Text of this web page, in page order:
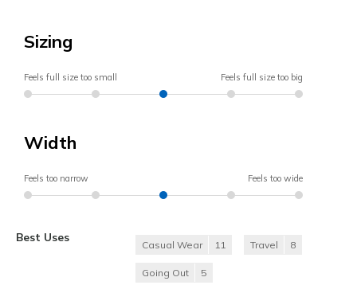
Sizing
Feels full size too small Feels full size too big
Width
Feels too narrow Feels too wide
Best Uses
Casual Wear 11 Travel 8
Going Out 5